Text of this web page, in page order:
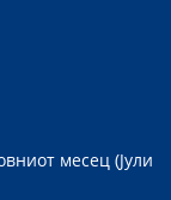
месец (Јули